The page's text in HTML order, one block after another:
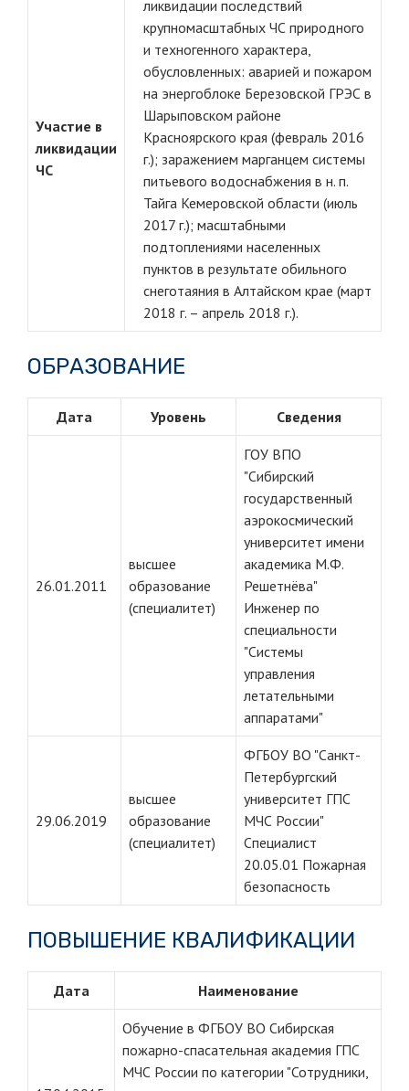
Участие в
ликвидации
ЧС
ликвидации последствий
крупномасштабных ЧС природного
и техногенного характера,
обусловленных: аварией и пожаром
на энергоблоке Березовской ГРЭС в
Шарыповском районе
Красноярского края (февраль 2016
г.); заражением марганцем системы
питьевого водоснабжения в н. п.
Тайга Кемеровской области (июль
2017 г.); масштабными
подтоплениями населенных
пунктов в результате обильного
снеготаяния в Алтайском крае (март
2018 г. – апрель 2018 г.).
ОБРАЗОВАНИЕ
Дата Уровень Сведения
26.01.2011
высшее
образование
(специалитет)
ГОУ ВПО
"Сибирский
государственный
аэрокосмический
университет имени
академика М.Ф.
Решетнёва"
Инженер по
специальности
"Системы
управления
летательными
аппаратами"
29.06.2019
высшее
образование
(специалитет)
ФГБОУ ВО "Санкт-
Петербургский
университет ГПС
МЧС России"
Специалист
20.05.01 Пожарная
безопасность
ПОВЫШЕНИЕ КВАЛИФИКАЦИИ
Дата Наименование
Обучение в ФГБОУ ВО Сибирская
пожарно-спасательная академия ГПС
МЧС России по категории "Сотрудники,